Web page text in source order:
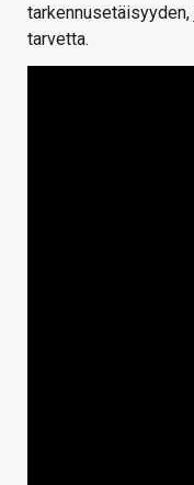
tarvetta.